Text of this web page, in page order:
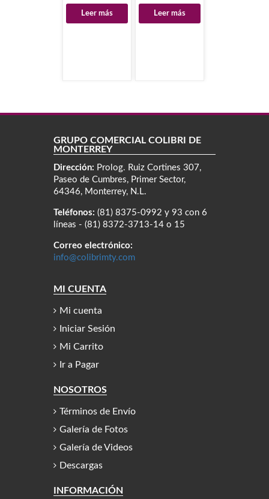
Leer más
DFSM HW
Leer más
GRUPO COMERCIAL COLIBRÍ DE
MONTERREY
Dirección: Prolog. Ruiz Cortines 307,
Paseo de Cumbres, Primer Sector,
64346, Monterrey, N.L.
Teléfonos: (81) 8375-0992 y 93 con 6
líneas - (81) 8372-3713-14 o 15
Correo electrónico:
info@colibrimty.com
MI CUENTA
Mi cuenta
Iniciar Sesión
Mi Carrito
Ir a Pagar
NOSOTROS
Términos de Envío
Galería de Fotos
Galería de Videos
Descargas
INFORMACIÓN